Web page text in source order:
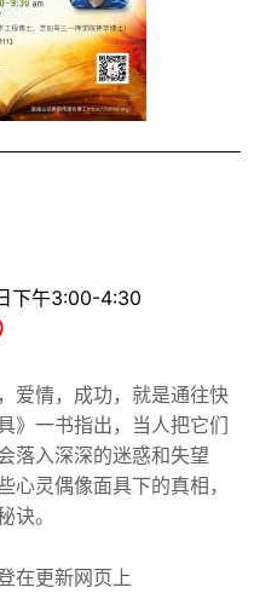
下午3:00-4:30
爱情，成功，就是通往快
》 一书指出，当人把它们
落入深深的迷惑和失望
心灵偶像面具下的真相，
诀。
在更新网页上